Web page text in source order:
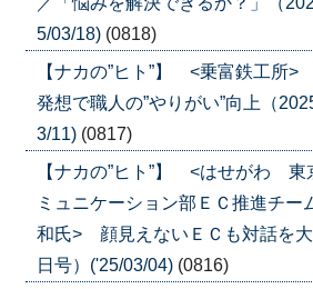
5/03/18) (0818)
【ナカの”ヒト”】 <乗富鉄工所
発想で職人の”やりがい”向上（
3/11) (0817)
【ナカの”ヒト”】 <はせがわ 東
ミュニケーション部ＥＣ推進チ
和氏> 顔見えないＥＣも対話を
日号）('25/03/04) (0816)